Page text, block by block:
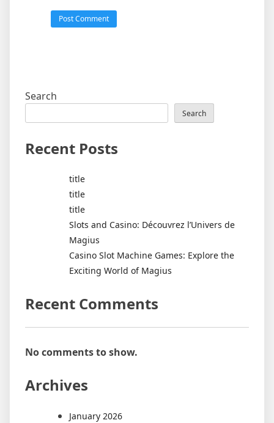
Search
Search
Recent Posts
title
title
title
Slots and Casino: Découvrez l’Univers de
Magius
Casino Slot Machine Games: Explore the
Exciting World of Magius
Recent Comments
No comments to show.
Archives
January 2026